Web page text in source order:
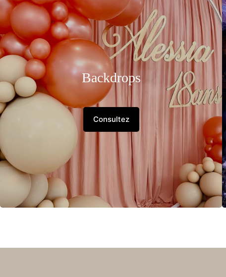
Backdrops
Consultez